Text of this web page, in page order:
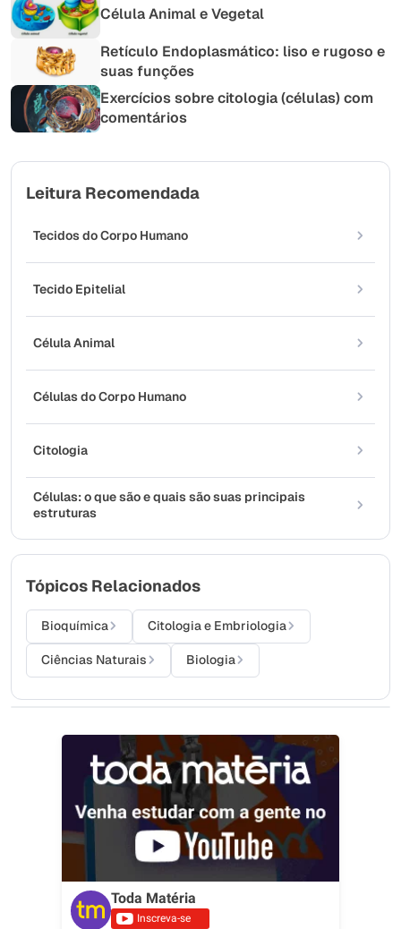
Célula Animal e Vegetal
Retículo Endoplasmático: liso e rugoso e
suas funções
Exercícios sobre citologia (células) com
comentários
Leitura Recomendada
Tecidos do Corpo Humano
Tecido Epitelial
Célula Animal
Células do Corpo Humano
Citologia
Células: o que são e quais são suas principais
estruturas
Tópicos Relacionados
Bioquímica Citologia e Embriologia
Ciências Naturais Biologia
Toda Matéria
Inscreva-se